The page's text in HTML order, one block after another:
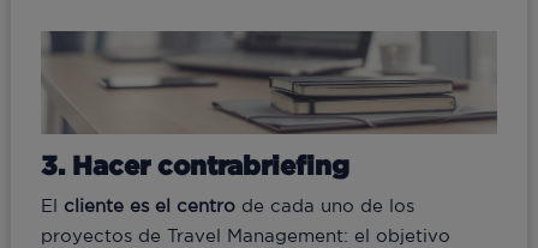
3. Hacer contrabriefing
El cliente es el centrode cada uno de los
proyectos de Travel Management: el objetivo